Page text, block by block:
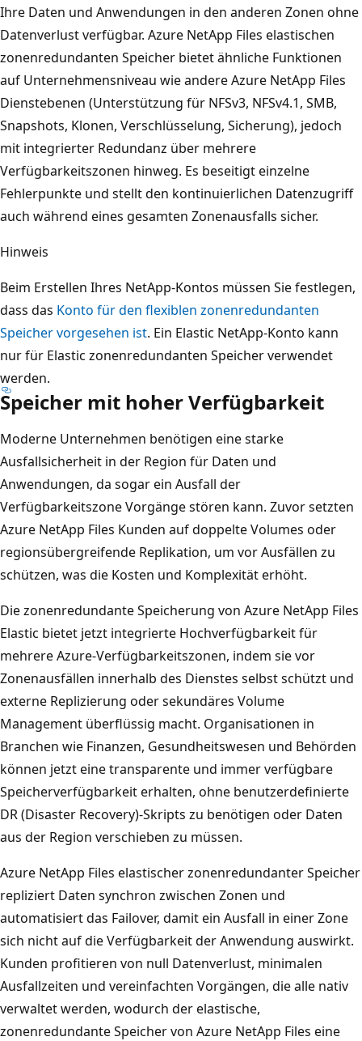
Ihre Daten und Anwendungen in den anderen Zonen ohne
Datenverlust verfügbar. Azure NetApp Files elastischen
zonenredundanten Speicher bietet ähnliche Funktionen
auf Unternehmensniveau wie andere Azure NetApp Files
Dienstebenen (Unterstützung für NFSv3, NFSv4.1, SMB,
Snapshots, Klonen, Verschlüsselung, Sicherung), jedoch
mit integrierter Redundanz über mehrere
Verfügbarkeitszonen hinweg. Es beseitigt einzelne
Fehlerpunkte und stellt den kontinuierlichen Datenzugriff
auch während eines gesamten Zonenausfalls sicher.
Hinweis
Beim Erstellen Ihres NetApp-Kontos müssen Sie festlegen,
dass das Konto für den flexiblen zonenredundanten
Speicher vorgesehen ist. Ein Elastic NetApp-Konto kann
nur für Elastic zonenredundanten Speicher verwendet
werden.
Speicher mit hoher Verfügbarkeit
Moderne Unternehmen benötigen eine starke
Ausfallsicherheit in der Region für Daten und
Anwendungen, da sogar ein Ausfall der
Verfügbarkeitszone Vorgänge stören kann. Zuvor setzten
Azure NetApp Files Kunden auf doppelte Volumes oder
regionsübergreifende Replikation, um vor Ausfällen zu
schützen, was die Kosten und Komplexität erhöht.
Die zonenredundante Speicherung von Azure NetApp Files
Elastic bietet jetzt integrierte Hochverfügbarkeit für
mehrere Azure-Verfügbarkeitszonen, indem sie vor
Zonenausfällen innerhalb des Dienstes selbst schützt und
externe Replizierung oder sekundäres Volume
Management überflüssig macht. Organisationen in
Branchen wie Finanzen, Gesundheitswesen und Behörden
können jetzt eine transparente und immer verfügbare
Speicherverfügbarkeit erhalten, ohne benutzerdefinierte
DR (Disaster Recovery)-Skripts zu benötigen oder Daten
aus der Region verschieben zu müssen.
Azure NetApp Files elastischer zonenredundanter Speicher
repliziert Daten synchron zwischen Zonen und
automatisiert das Failover, damit ein Ausfall in einer Zone
sich nicht auf die Verfügbarkeit der Anwendung auswirkt.
Kunden profitieren von null Datenverlust, minimalen
Ausfallzeiten und vereinfachten Vorgängen, die alle nativ
verwaltet werden, wodurch der elastische,
zonenredundante Speicher von Azure NetApp Files eine